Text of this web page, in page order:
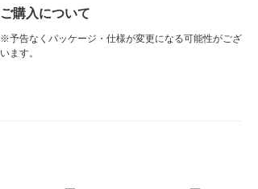
ご購入について
※予告なくパッケージ・仕様が変更になる可能性がござ
います。